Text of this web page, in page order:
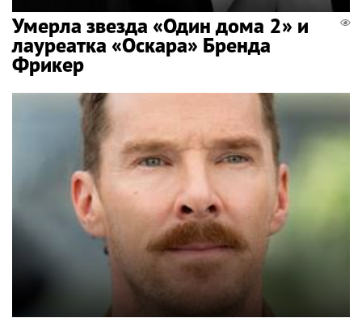
Умерла звезда «Один дома 2» и
лауреатка «Оскара» Бренда
Фрикер